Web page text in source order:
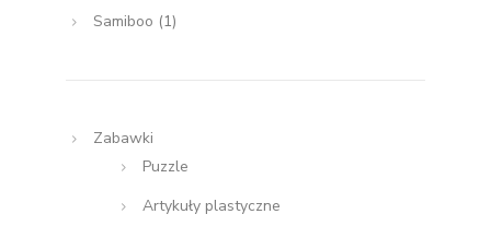
Samiboo (1)
Zabawki
Puzzle
Artykuły plastyczne